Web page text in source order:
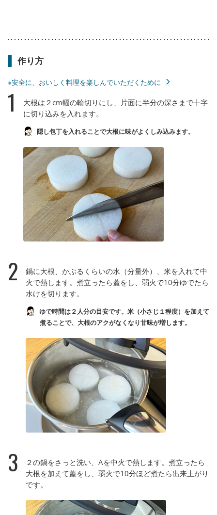
作り方
※安全に、おいしく料理を楽しんでいただくために
1
大根は２cm幅の輪切りにし、片面に半分の深さまで十字
に切り込みを入れます。
隠し包丁を入れることで大根に味がよくしみ込みます。
2
鍋に大根、かぶるくらいの水（分量外）、米を入れて中
火で熱します。煮立ったら蓋をし、弱火で10分ゆでたら
水けを切ります。
ゆで時間は２人分の目安です。米（小さじ１程度）を加えて
煮ることで、大根のアクがなくなり甘味が増します。
3
２の鍋をさっと洗い、Aを中火で熱します。煮立ったら
大根を加えて蓋をし、弱火で10分ほど煮たら出来上がり
です。